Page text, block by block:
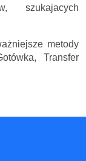
szukajacych
metody
Transfer